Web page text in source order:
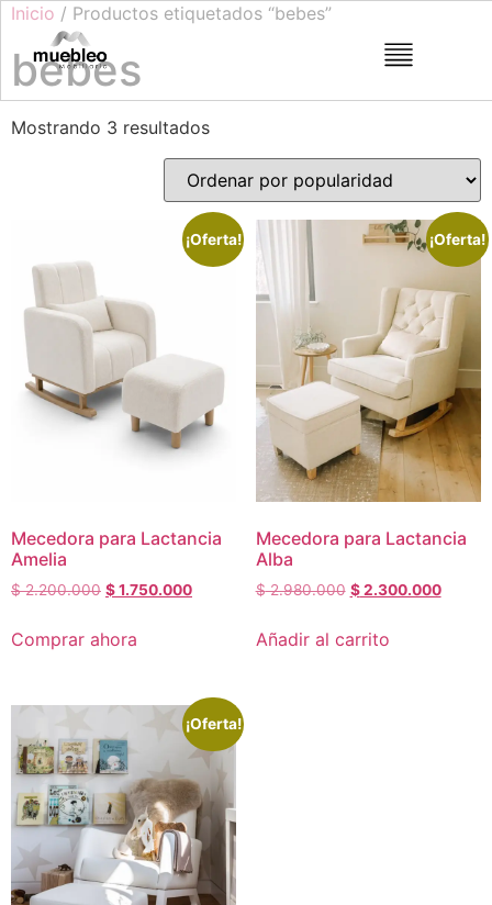
Inicio / Productos etiquetados “bebes”
bebes
Mostrando 3 resultados
¡Oferta!
Mecedora para Lactancia
Amelia
$2.200.000 $1.750.000
Comprar ahora
¡Oferta!
Mecedora para Lactancia
Alba
$2.980.000 $2.300.000
Añadir al carrito
¡Oferta!